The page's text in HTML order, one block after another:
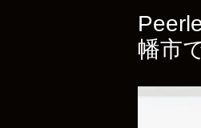
幡市